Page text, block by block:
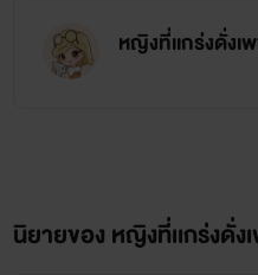
นักเขียนจะพยายามให้ถึงที่สุ
นิยายของ หญิงที่เเกร่งดั่ง